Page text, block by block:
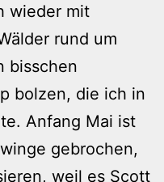
wieder mit
rund um
bisschen
bolzen, die ich in
Anfang Mai ist
gebrochen,
weil es Scott